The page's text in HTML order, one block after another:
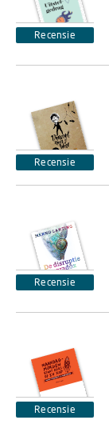
Recensie
Recensie
Recensie
Recensie